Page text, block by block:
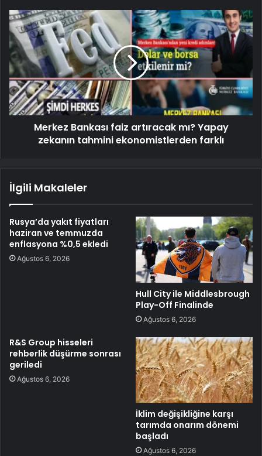
Merkez Bankası faiz artıracak mı? Yapay
zekanın tahmini ekonomistlerden farklı
İlgili Makaleler
Rusya’da yakıt fiyatları
haziran ve temmuzda
enflasyona %0,5 ekledi
Ağustos 6, 2026
Hull City ile Middlesbrough
Play-Off Finalinde
Ağustos 6, 2026
R&S Group hisseleri
rehberlik düşürme sonrası
geriledi
Ağustos 6, 2026
İklim değişikliğine karşı
tarımda onarım dönemi
başladı
Ağustos 6, 2026